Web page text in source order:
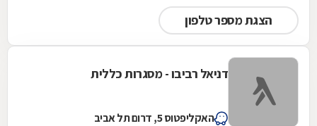
הצגת מספר טלפון
דניאל רביבו - מסגרות כללית
האקליפטוס 5, דרום תל אביב